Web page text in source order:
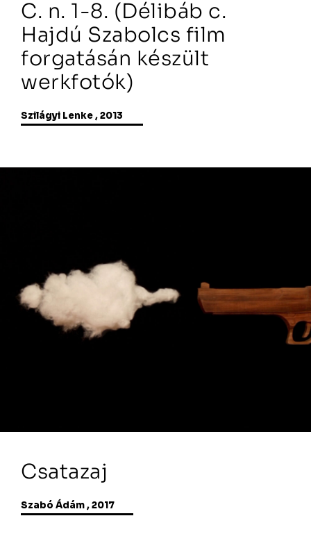
C. n. 1-8. (Délibáb c.
Hajdú Szabolcs film
forgatásán készült
werkfotók)
Szilágyi Lenke , 2013
Csatazaj
Szabó Ádám , 2017